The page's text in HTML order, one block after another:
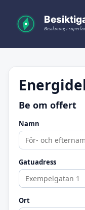
Be om offert
Namn
Gatuadress
Ort